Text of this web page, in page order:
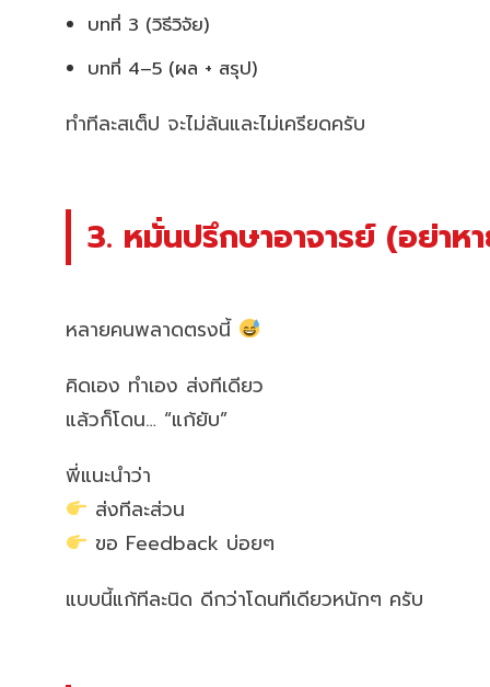
บทที่ 3 (วิธีวิจัย)
บทที่ 4–5 (ผล + สรุป)
ทำทีละสเต็ป จะไม่ล้นและไม่เครียดครับ
3. หมั่นปรึกษาอาจารย์ (อย่าห
หลายคนพลาดตรงนี้
คิดเอง ทำเอง ส่งทีเดียว
แล้วก็โดน… “แก้ยับ”
พี่แนะนำว่า
ส่งทีละส่วน
ขอ Feedback บ่อยๆ
แบบนี้แก้ทีละนิด ดีกว่าโดนทีเดียวหนักๆ ครับ